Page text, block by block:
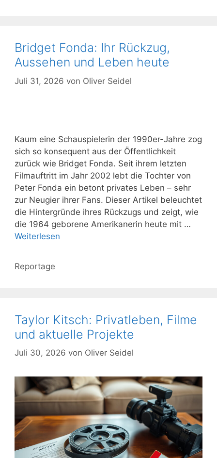
Bridget Fonda: Ihr Rückzug,
Aussehen und Leben heute
Juli 31, 2026 von Oliver Seidel
Kaum eine Schauspielerin der 1990er-Jahre zog
sich so konsequent aus der Öffentlichkeit
zurück wie Bridget Fonda. Seit ihrem letzten
Filmauftritt im Jahr 2002 lebt die Tochter von
Peter Fonda ein betont privates Leben – sehr
zur Neugier ihrer Fans. Dieser Artikel beleuchtet
die Hintergründe ihres Rückzugs und zeigt, wie
die 1964 geborene Amerikanerin heute mit …
Weiterlesen
Kategorien
Reportage
Taylor Kitsch: Privatleben, Filme
und aktuelle Projekte
Juli 30, 2026 von Oliver Seidel